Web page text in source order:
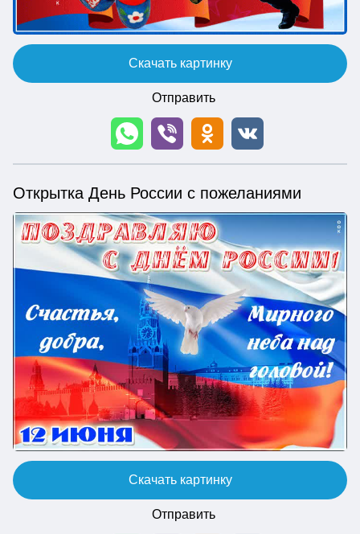
Скачать картинку
Отправить
Открытка День России с пожеланиями
Скачать картинку
Отправить